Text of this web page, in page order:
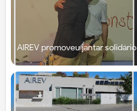
AIREV promoveu jantar solidário